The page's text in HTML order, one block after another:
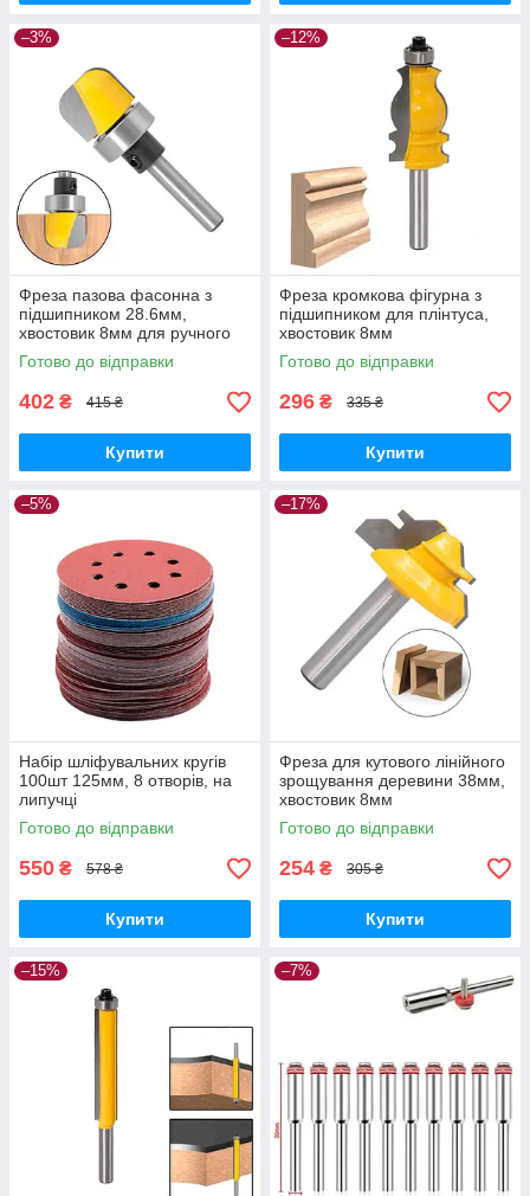
–3%
Фреза пазова фасонна з
підшипником 28.6мм,
хвостовик 8мм для ручного
фрезера
Готово до відправки
402 ₴ 415 ₴
Купити
–12%
Фреза кромкова фігурна з
підшипником для плінтуса,
хвостовик 8мм
Готово до відправки
296 ₴ 335 ₴
Купити
–5%
Набір шліфувальних кругів
100шт 125мм, 8 отворів, на
липучці
Готово до відправки
550 ₴ 578 ₴
Купити
–17%
Фреза для кутового лінійного
зрощування деревини 38мм,
хвостовик 8мм
Готово до відправки
254 ₴ 305 ₴
Купити
–15% –7%